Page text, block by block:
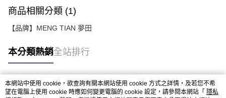
商品相關分類 (1)
【品牌】MENG TIAN 夢田
本分類熱銷全站排行
熱門標籤
本網站中使用 cookie，欲查詢有關本網站使用 cookie 方式之詳情，及若您不希
望在電腦上使用 cookie 時應如何變更電腦的 cookie 設定，請參閱本網站「 隱私